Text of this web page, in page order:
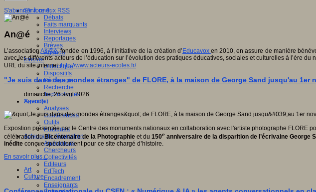
S'informer
Débats
Faits marquants
Interviews
Reportages
Brèves
Agenda
Innover
Didactique
Dispositifs
Pédagogie
Recherche
Technologies
Savoir(s)
Analyses
Conférences
Outils
Pratiques
Acteurs de l'éducation
Animateurs
Chercheurs
Collectivités
Editeurs
EdTech
Encadrement
Enseignants
S'abonner à ce flux RSS
An@é
L’associationAn@é, fondée en 1996, à l’initiative de la création d’Educavox en 2010, en assure de manière
avec les différents acteurs de l’éducation sur l’évolution des pratiques éducatives, sociales et culturelles à l’ère
URL du site internet:http://www.acteurs-ecoles.fr/
"Je suis dans des mondes étranges" de FLORE, à la maison de George Sand jusqu'au 1er
dimanche, 26 avril 2026
Agenda
Expostion présentée par le Centre des monuments nationaux en collaboration avec l'artiste photographe
célébration duBicentenaire de la Photographie et du 150e anniversaire de la disparition de l’écrivaine George
inédite conçue spécialement pour ce site chargé d’histoire.
En savoir plus...
Art
Culture